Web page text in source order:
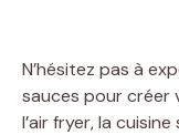
N’hésitez pas à
sauces pour créer
l’air fryer, la